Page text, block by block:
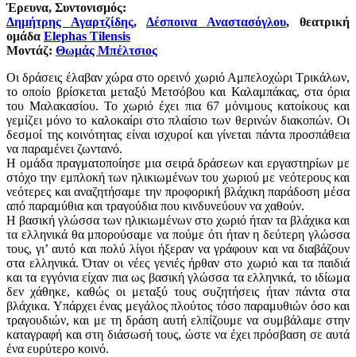
Έρευνα, Συντονισμός:
Δημήτρης Αγαρτζίδης, Δέσποινα Αναστασόγλου, θεατρική
ομάδα Elephas Tilensis
Μοντάζ: Θωμάς Μπέλτσιος
Οι δράσεις έλαβαν χώρα στο ορεινό χωριό Αμπελοχώρι Τρικάλων,
το οποίο βρίσκεται μεταξύ Μετσόβου και Καλαμπάκας, στα όρια
του Μαλακασίου. Το χωριό έχει πια 67 μόνιμους κατοίκους και
γεμίζει μόνο το καλοκαίρι στο πλαίσιο των θερινών διακοπών. Οι
δεσμοί της κοινότητας είναι ισχυροί και γίνεται πάντα προσπάθεια
να παραμένει ζωντανό.
Η ομάδα πραγματοποίησε μια σειρά δράσεων και εργαστηρίων με
στόχο την εμπλοκή των ηλικιωμένων του χωριού με νεότερους και
νεότερες και αναζητήσαμε την προφορική βλάχικη παράδοση μέσα
από παραμύθια και τραγούδια που κινδυνεύουν να χαθούν.
Η βασική γλώσσα των ηλικιωμένων στο χωριό ήταν τα βλάχικα και
τα ελληνικά θα μπορούσαμε να πούμε ότι ήταν η δεύτερη γλώσσα
τους, γι’ αυτό και πολύ λίγοι ήξεραν να γράφουν και να διαβάζουν
στα ελληνικά. Όταν οι νέες γενιές ήρθαν στο χωριό και τα παιδιά
και τα εγγόνια είχαν πια ως βασική γλώσσα τα ελληνικά, το ιδίωμα
δεν χάθηκε, καθώς οι μεταξύ τους συζητήσεις ήταν πάντα στα
βλάχικα. Υπάρχει ένας μεγάλος πλούτος τόσο παραμυθιών όσο και
τραγουδιών, και με τη δράση αυτή ελπίζουμε να συμβάλαμε στην
καταγραφή και στη διάσωσή τους, ώστε να έχει πρόσβαση σε αυτά
ένα ευρύτερο κοινό.